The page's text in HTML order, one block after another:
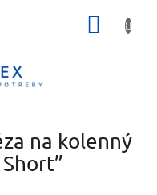
na kolenný